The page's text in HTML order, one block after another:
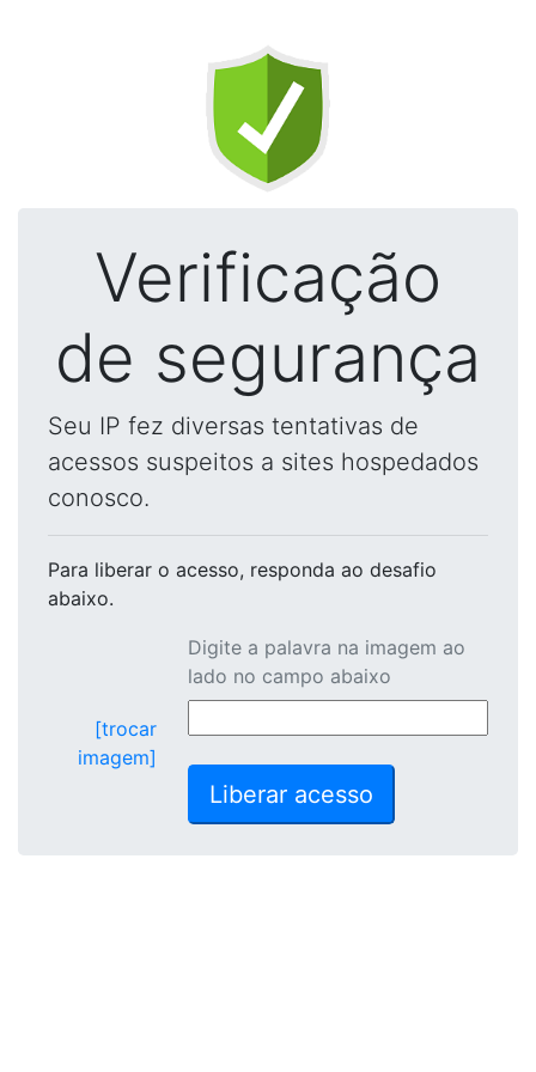
Verificação
de segurança
Seu IP fez diversas tentativas de
acessos suspeitos a sites hospedados
conosco.
Para liberar o acesso, responda ao desafio
abaixo.
[trocar
imagem]
Digite a palavra na imagem ao
lado no campo abaixo